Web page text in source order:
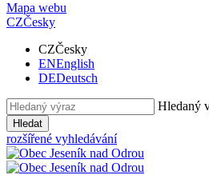
Mapa webu
CZČesky
CZČesky
ENEnglish
DEDeutsch
Hledaný
Hledat
rozšířené vyhledávání